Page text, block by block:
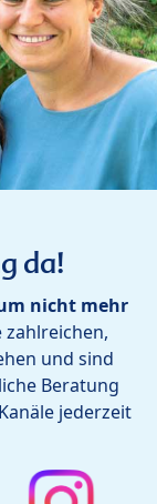
da!
nicht mehr
und sind
Beratung
jederzeit